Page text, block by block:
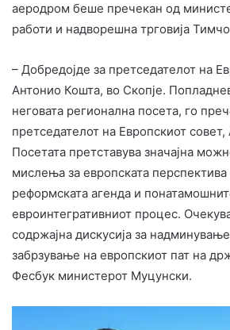
аеродром беше пречекан од
работи и надворешна трговија
– Добредојде за претседателот на
Антонио Кошта, во Скопје.
неговата регионална посета, го
претседателот на Европскиот
Посетата претставува значајна
мислења за европската
реформската агенда и
евроинтегративниот процес.
содржајна дискусија за
забрзување на европскиот пат на
Фесбук министерот Муцунски.